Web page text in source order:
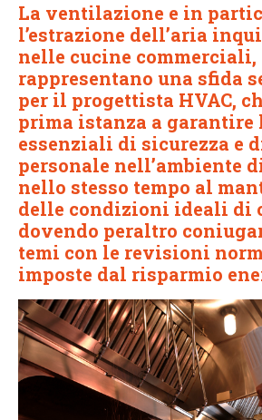
La ventilazione e in
l’estrazione dell’aria
nelle cucine commerciali,
rappresentano una sfida
per il progettista HVAC,
prima istanza a
essenziali di sicurezza e
personale nell’ambiente
nello stesso tempo al
delle condizioni ideali di
dovendo peraltro
temi con le revisioni
imposte dal risparmio